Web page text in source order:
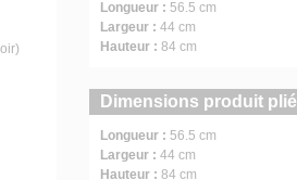
Longueur : 56.5 cm
Largeur : 44 cm
Hauteur : 84 cm
Dimensions produit plié
Longueur : 56.5 cm
Largeur : 44 cm
Hauteur : 84 cm